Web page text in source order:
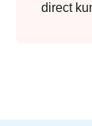
direct